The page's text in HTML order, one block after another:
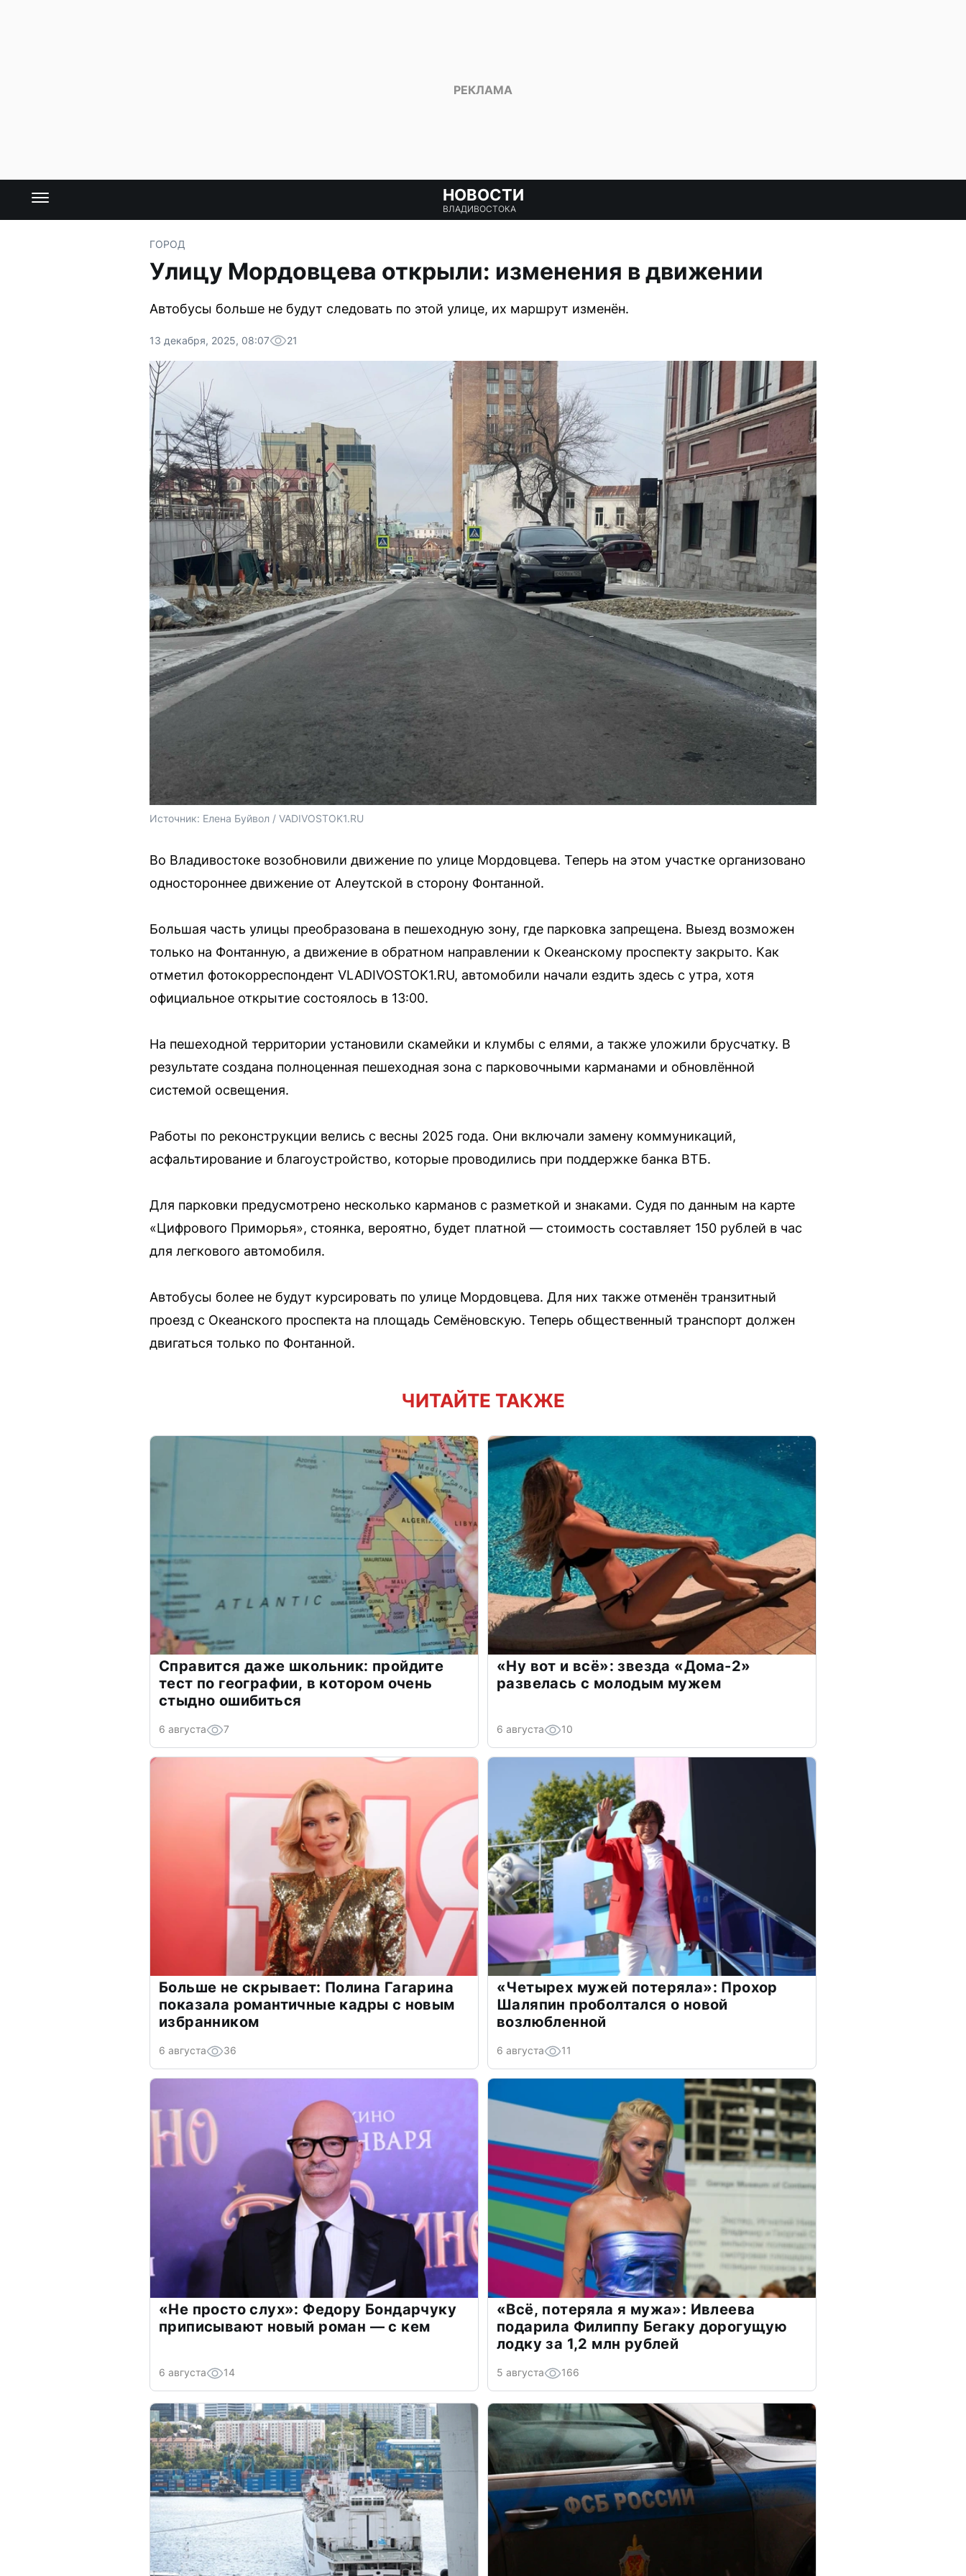
НОВОСТИ
ВЛАДИВОСТОКА
ГОРОД
Улицу Мордовцева открыли: изменения в движении
Автобусы больше не будут следовать по этой улице, их маршрут изменён.
13 декабря, 2025, 08:07 21
Источник: Елена Буйвол / VADIVOSTOK1.RU
Во Владивостоке возобновили движение по улице Мордовцева. Теперь на этом участке организовано
одностороннее движение от Алеутской в сторону Фонтанной.
Большая часть улицы преобразована в пешеходную зону, где парковка запрещена. Выезд возможен
только на Фонтанную, а движение в обратном направлении к Океанскому проспекту закрыто. Как
отметил фотокорреспондент VLADIVOSTOK1.RU, автомобили начали ездить здесь с утра, хотя
официальное открытие состоялось в 13:00.
На пешеходной территории установили скамейки и клумбы с елями, а также уложили брусчатку. В
результате создана полноценная пешеходная зона с парковочными карманами и обновлённой
системой освещения.
Работы по реконструкции велись с весны 2025 года. Они включали замену коммуникаций,
асфальтирование и благоустройство, которые проводились при поддержке банка ВТБ.
Для парковки предусмотрено несколько карманов с разметкой и знаками. Судя по данным на карте
«Цифрового Приморья», стоянка, вероятно, будет платной — стоимость составляет 150 рублей в час
для легкового автомобиля.
Автобусы более не будут курсировать по улице Мордовцева. Для них также отменён транзитный
проезд с Океанского проспекта на площадь Семёновскую. Теперь общественный транспорт должен
двигаться только по Фонтанной.
ЧИТАЙТЕ ТАКЖЕ
Справится даже школьник: пройдите
тест по географии, в котором очень
стыдно ошибиться
6 августа 7
«Ну вот и всё»: звезда «Дома-2»
развелась с молодым мужем
6 августа 10
Больше не скрывает: Полина Гагарина
показала романтичные кадры с новым
избранником
6 августа 36
«Четырех мужей потеряла»: Прохор
Шаляпин проболтался о новой
возлюбленной
6 августа 11
«Не просто слух»: Федору Бондарчуку
приписывают новый роман — с кем
6 августа 14
«Всё, потеряла я мужа»: Ивлеева
подарила Филиппу Бегаку дорогущую
лодку за 1,2 млн рублей
5 августа 166